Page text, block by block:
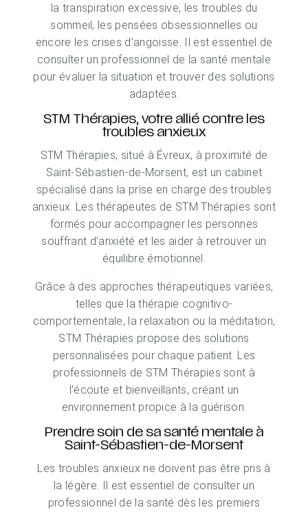
la transpiration excessive, les troubles du
sommeil, les pensées obsessionnelles ou
encore les crises d'angoisse. Il est essentiel de
consulter un professionnel de la santé mentale
pour évaluer la situation et trouver des solutions
adaptées.
STM Thérapies, votre allié contre les
troubles anxieux
STM Thérapies, situé à Évreux, à proximité de
Saint-Sébastien-de-Morsent, est un cabinet
spécialisé dans la prise en charge des troubles
anxieux. Les thérapeutes de STM Thérapies sont
formés pour accompagner les personnes
souffrant d'anxiété et les aider à retrouver un
équilibre émotionnel.
Grâce à des approches thérapeutiques variées,
telles que la thérapie cognitivo-
comportementale, la relaxation ou la méditation,
STM Thérapies propose des solutions
personnalisées pour chaque patient. Les
professionnels de STM Thérapies sont à
l'écoute et bienveillants, créant un
environnement propice à la guérison.
Prendre soin de sa santé mentale à
Saint-Sébastien-de-Morsent
Les troubles anxieux ne doivent pas être pris à
la légère. Il est essentiel de consulter un
professionnel de la santé dès les premiers